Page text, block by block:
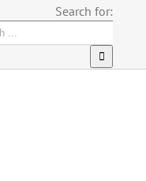
Search for: